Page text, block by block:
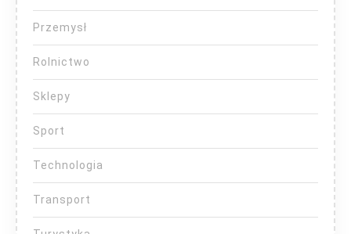
Przemysł
Rolnictwo
Sklepy
Sport
Technologia
Transport